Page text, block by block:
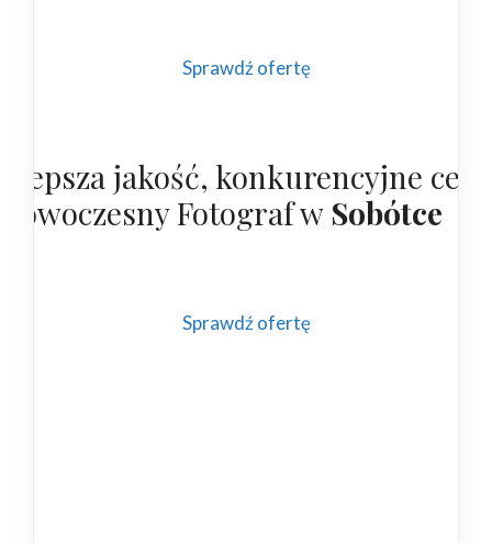
Sprawdź ofertę
jakość, konkurencyjne ceny
Fotograf w Sobótce
Sprawdź ofertę